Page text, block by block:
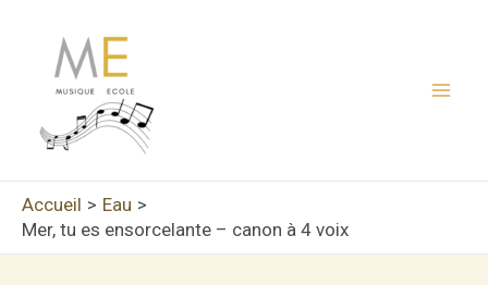
contenu
Accueil
Eau
Mer, tu es ensorcelante – canon à 4 voix